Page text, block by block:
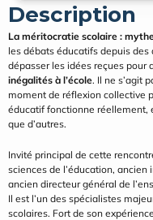
Description
La méritocratie scolaire :
les débats éducatifs depuis
dépasser les idées reçues pour
inégalités à l’école. Il ne s’agit
moment de réflexion collective
éducatif fonctionne réellement,
que d’autres.
Invité principal de cette
sciences de l’éducation, ancien
ancien directeur général de
Il est l’un des spécialistes
scolaires. Fort de son